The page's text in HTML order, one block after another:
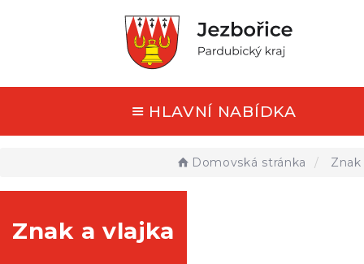
HLAVNÍ NABÍDKA
Domovská stránka
Znak a vlajka